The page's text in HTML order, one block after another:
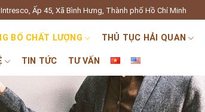
Ấp 45, Xã Bình Hưng, Thành phố Hồ Chí Minh
BỐ CHẤT LƯỢNG THỦ TỤC HẢI QUAN
TIN TỨC TƯ VẤN